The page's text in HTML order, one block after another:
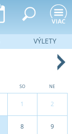
SO NE
1 2
8 9
VÝLETY